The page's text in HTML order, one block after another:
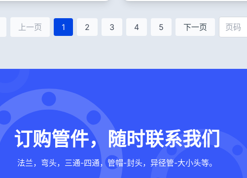
上一页 1 2 3 4 5 下一页
订购管件，随时联系我们
法兰，弯头，三通-四通，管帽-封头，异径管-大小头等。